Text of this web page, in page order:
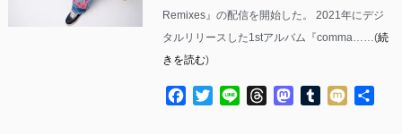
Remixes』の配信を開始した。 2021年にデジ
タルリリースした1stアルバム『comma……(続
きを読む)
Facebook
TwitterLine ThreadsMastodon
Tumblr
Mixi